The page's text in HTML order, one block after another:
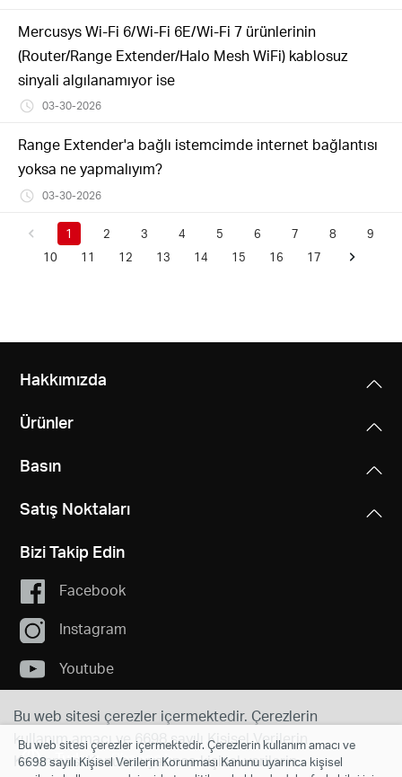
Mercusys Wi-Fi 6/Wi-Fi 6E/Wi-Fi 7 ürünlerinin
(Router/Range Extender/Halo Mesh WiFi) kablosuz
sinyali algılanamıyor ise
03-30-2026
Range Extender'a bağlı istemcimde internet bağlantısı
yoksa ne yapmalıyım?
03-30-2026
1 2 3 4 5 6 7 8
9
10
11 12 13 14 15 16 17
Hakkımızda
Ürünler
Basın
Satış Noktaları
Bizi Takip Edin
Facebook
Instagram
Youtube
Turkey Change
Bu web sitesi çerezler içermektedir. Çerezlerin
kullanım amacı ve 6698 sayılı Kişisel Verilerin
Korunması Kanunu uyarınca kişisel verilerin
Bu web sitesi çerezler içermektedir. Çerezlerin kullanım amacı ve
6698 sayılı Kişisel Verilerin Korunması Kanunu uyarınca kişisel